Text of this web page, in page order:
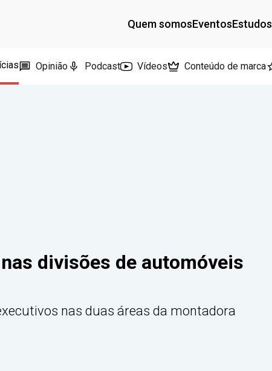
Quem somosEventosEstudos
Opinião Podcast Vídeos Conteúdo de marca
divisões de automóveis
nas duas áreas da montadora